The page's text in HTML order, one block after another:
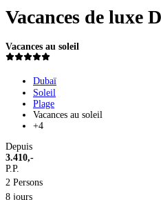
Vacances de luxe
Vacances au soleil
Dubaï
Soleil
Plage
Vacances au soleil
+4
Depuis
3.410,-
P.P.
2 Persons
8 jours